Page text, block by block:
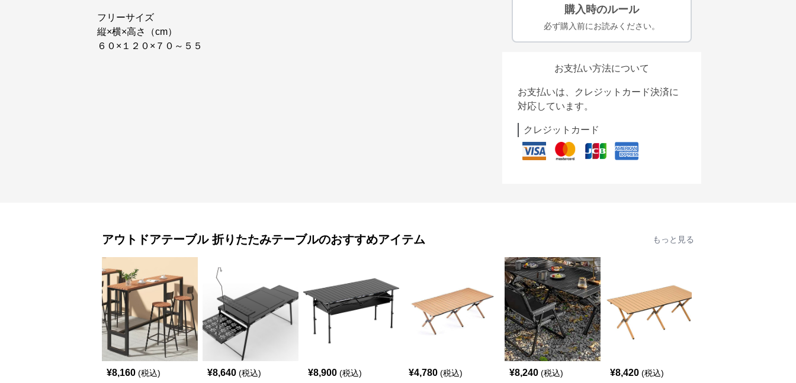
フリーサイズ
縦×横×高さ（cm）
６０×１２０×７０～５５
購入時のルール
必ず購入前にお読みください。
お支払い方法について
お支払いは、クレジットカード決済に
対応しています。
クレジットカード
アウトドアテーブル 折りたたみテーブルのおすすめアイテム もっと見る
¥8,160 (税込) ¥8,640 (税込) ¥8,900 (税込) ¥4,780 (税込) ¥8,240 (税込) ¥8,420 (税込)